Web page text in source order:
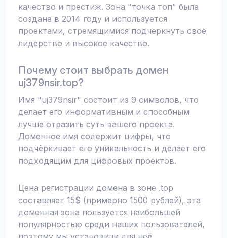
качество и престиж. Зона "точка топ" была
создана в 2014 году и используется
проектами, стремящимися подчеркнуть своё
лидерство и высокое качество.
Почему стоит выбрать домен
uj379nsir.top?
Имя "uj379nsir" состоит из 9 символов, что
делает его информативным и способным
лучше отразить суть вашего проекта.
Доменное имя содержит цифры, что
подчёркивает его уникальность и делает его
подходящим для цифровых проектов.
Цена регистрации домена в зоне .top
составляет 15$ (примерно 1500 рублей), эта
доменная зона пользуется наибольшей
популярностью среди наших пользователей,